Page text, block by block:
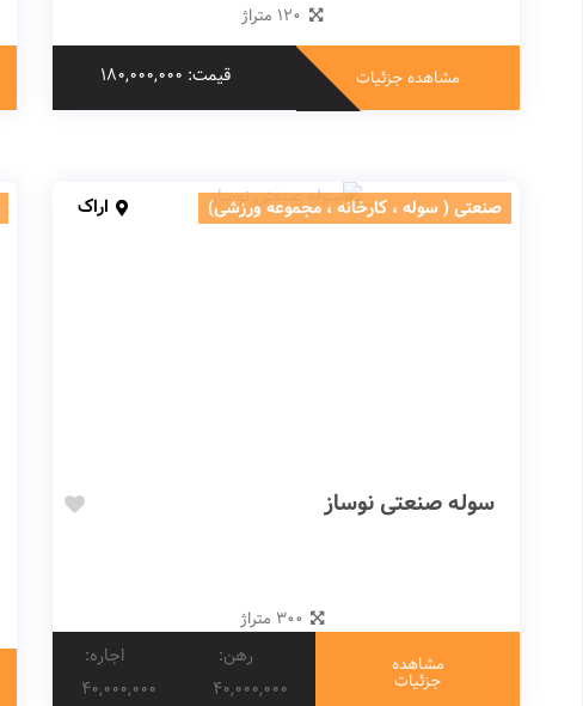
120 متراژ
مشاهده جزئیات قیمت: 180,000,000
صنعتی ( سوله ، کارخانه ، مجموعه ورزشی) اراک
سوله صنعتی نوساز
300 متراژ
مشاهده
جزئیات
رهن:
40,000,000
اجاره:
40,000,000